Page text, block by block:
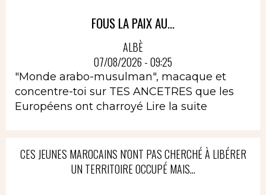
FOUS LA PAIX AU...
ALBÈ
07/08/2026 - 09:25
"Monde arabo-musulman", macaque et
concentre-toi sur TES ANCETRES que les
Européens ont charroyé Lire la suite
CES JEUNES MAROCAINS N'ONT PAS CHERCHÉ À LIBÉRER
UN TERRITOIRE OCCUPÉ MAIS...